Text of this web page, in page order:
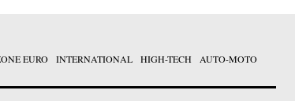
EURO INTERNATIONAL HIGH-TECH AUTO-MOTO